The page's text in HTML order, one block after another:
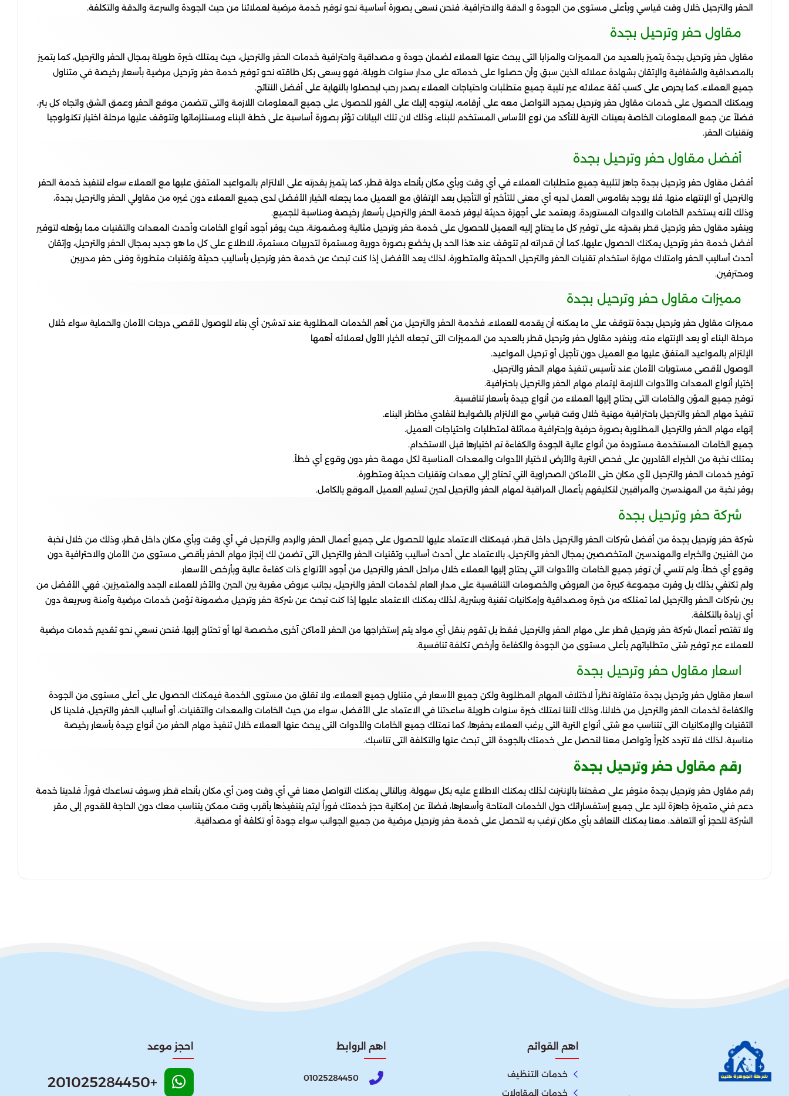
الحفر والترحيل خلال وقت قياسي وبأعلى مستوى من الجودة و الدقة والاحترافية، فنحن نسعى بصورة أساسية نحو توفير خدمة مرضية لعملائنا من حيث الجودة والسرعة والدقة والتكلفة.
مقاول حفر وترحيل بجدة
مقاول حفر وترحيل بجدة يتميز بالعديد من المميزات والمزايا التى يبحث عنها العملاء لضمان جودة و مصداقية واحترافية خدمات الحفر والترحيل، حيث يمتلك خبرة طويلة بمجال الحفر والترحيل، كما يتميز
بالمصداقية والشفافية والإتقان بشهادة عملائه الذين سبق وأن حصلوا على خدماته على مدار سنوات طويلة، فهو يسعى بكل طاقته نحو توفير خدمة حفر وترحيل مرضية بأسعار رخيصة في متناول
جميع العملاء، كما يحرص على كسب ثقة عملائه عبر تلبية جميع متطلبات واحتياجات العملاء بصدر رحب ليحصلوا بالنهاية على أفضل النتائج.
ويمكنك الحصول على خدمات مقاول حفر وترحيل بمجرد التواصل معه على أرقامه، ليتوجه إليك على الفور للحصول على جميع المعلومات اللازمة والتى تتضمن موقع الحفر وعمق الشق واتجاه كل بئر،
فضلاً عن جمع المعلومات الخاصة بعينات التربة للتأكد من نوع الأساس المستخدم للبناء، وذلك لان تلك البيانات تؤثر بصورة أساسية على خطة البناء ومستلزماتها وتتوقف عليها مرحلة اختيار تكنولوجيا
وتقنيات الحفر.
أفضل مقاول حفر وترحيل بجدة
أفضل مقاول حفر وترحيل بجدة جاهز لتلبية جميع متطلبات العملاء في أي وقت وبأي مكان بأنحاء دولة قطر، كما يتميز بقدرته على الالتزام بالمواعيد المتفق عليها مع العملاء سواء لتنفيذ خدمة الحفر
والترحيل أو الإنتهاء منها، فلا يوجد بقاموس العمل لديه أي معنى للتأخير أو التأجيل بعد الإتفاق مع العميل مما يجعله الخيار الأفضل لدى جميع العملاء دون غيره من مقاولي الحفر والترحيل بجدة،
وذلك لأنه يستخدم الخامات والادوات المستوردة، ويعتمد على أجهزة حديثة ليوفر خدمة الحفر والترحيل بأسعار رخيصة ومناسبة للجميع.
وينفرد مقاول حفر وترحيل قطر بقدرته على توفير كل ما يحتاج إليه العميل للحصول على خدمة حفر وترحيل مثالية ومضمونة، حيث يوفر أجود أنواع الخامات وأحدث المعدات والتقنيات مما يؤهله لتوفير
أفضل خدمة حفر وترحيل يمكنك الحصول عليها، كما أن قدراته لم تتوقف عند هذا الحد بل يخضع بصورة دورية ومستمرة لتدريبات مستمرة، للاطلاع على كل ما هو جديد بمجال الحفر والترحيل، وإتقان
أحدث أساليب الحفر وامتلاك مهارة استخدام تقنيات الحفر والترحيل الحديثة والمتطورة، لذلك يعد الأفضل إذا كنت تبحث عن خدمة حفر وترحيل بأساليب حديثة وتقنيات متطورة وفنى حفر مدربين
ومحترفين.
مميزات مقاول حفر وترحيل بجدة
مميزات مقاول حفر وترحيل بجدةتتوقف على ما يمكنه أن يقدمه للعملاء، فخدمة الحفر والترحيل من أهم الخدمات المطلوبة عند تدشين أي بناء للوصول لأقصى درجات الأمان والحماية سواء خلال
مرحلة البناء أو بعد الإنتهاء منه، وينفرد مقاول حفر وترحيل قطر بالعديد من المميزات التى تجعله الخيار الأول لعملائه أهمها
الإلتزام بالمواعيد المتفق عليها مع العميل دون تأجيل أو ترحيل المواعيد.
الوصول لأقصى مستويات الأمان عند تأسيس تنفيذ مهام الحفر والترحيل.
إختيار أنواع المعدات والأدوات اللازمة لإتمام مهام الحفر والترحيل باحترافية.
توفير جميع المؤن والخامات التى يحتاج إليها العملاء من أنواع جيدة بأسعار تنافسية.
تنفيذ مهام الحفر والترحيل باحترافية مهنية خلال وقت قياسي مع الالتزام بالضوابط لتفادي مخاطر البناء.
إنهاء مهام الحفر والترحيل المطلوبة بصورة حرفية وإحترافية مماثلة لمتطلبات واحتياجات العميل.
جميع الخامات المستخدمة مستوردة من أنواع عالية الجودة والكفاءة تم اختبارها قبل الاستخدام.
يمتلك نخبة من الخبراء القادرين على فحص التربة والأرض لاختيار الأدوات والمعدات المناسبة لكل مهمة حفر دون وقوع أي خطأ.
توفير خدمات الحفر والترحيل لأي مكان حتى الأماكن الصحراوية التي تحتاج إلي معدات وتقنيات حديثة ومتطورة.
يوفر نخبة من المهندسين والمراقبين لتكليفهم بأعمال المراقبة لمهام الحفر والترحيل لحين تسليم العميل الموقع بالكامل.
شركة حفر وترحيل بجدة
شركة حفر وترحيل بجدة من أفضل شركات الحفر والترحيل داخل قطر، فيمكنك الاعتماد عليها للحصول على جميع أعمال الحفر والردم والترحيل في أي وقت وبأي مكان داخل قطر، وذلك من خلال نخبة
من الفنيين والخبراء والمهندسين المتخصصين بمجال الحفر والترحيل، بالاعتماد على أحدث أساليب وتقنيات الحفر والترحيل التى تضمن لك إنجاز مهام الحفر بأقصى مستوى من الأمان والاحترافية دون
وقوع أي خطأ، ولم تنسي أن توفر جميع الخامات والأدوات التي يحتاج إليها العملاء خلال مراحل الحفر والترحيل من أجود الأنواع ذات كفاءة عالية وبأرخص الأسعار.
ولم تكتفي بذلك بل وفرت مجموعة كبيرة من العروض والخصومات التنافسية على مدار العام لخدمات الحفر والترحيل، بجانب عروض مغرية بين الحين والآخر للعملاء الجدد والمتميزين، فهي الأفضل من
بين شركات الحفر والترحيل لما تمتلكه من خبرة ومصداقية وإمكانيات تقنية وبشرية، لذلك يمكنك الاعتماد عليها إذا كنت تبحث عن شركة حفر وترحيل مضمونة تؤمن خدمات مرضية وآمنة وسريعة دون
أي زيادة بالتكلفة.
ولا تقتصر أعمال شركة حفر وترحيل قطر على مهام الحفر والترحيل فقط بل تقوم بنقل أي مواد يتم إستخراجها من الحفر لأماكن آخرى مخصصة لها أو تحتاج إليها، فنحن نسعي نحو تقديم خدمات مرضية
للعملاء عبر توفير شتى متطلباتهم بأعلى مستوى من الجودة والكفاءة وأرخص تكلفة تنافسية.
اسعار مقاول حفر وترحيل بجدة
اسعار مقاول حفر وترحيل بجدة متفاوتة نظراً لاختلاف المهام المطلوبة ولكن جميع الأسعار في متناول جميع العملاء، ولا تقلق من مستوى الخدمة فيمكنك الحصول على أعلى مستوى من الجودة
والكفاءة لخدمات الحفر والترحيل من خلالنا، وذلك لأننا نمتلك خبرة سنوات طويلة ساعدتنا في الاعتماد على الأفضل، سواء من حيث الخامات والمعدات والتقنيات، أو أساليب الحفر والترحيل، فلدينا كل
التقنيات والإمكانيات التى تتناسب مع شتى أنواع التربة التى يرغب العملاء بحفرها، كما نمتلك جميع الخامات والأدوات التى يبحث عنها العملاء خلال تنفيذ مهام الحفر من أنواع جيدة بأسعار رخيصة
مناسبة، لذلك فلا تتردد كثيراً وتواصل معنا لتحصل على خدمتك بالجودة التى تبحث عنها والتكلفة التى تناسبك.
رقم مقاول حفر وترحيل بجدة
رقم مقاول حفر وترحيل بجدة متوفر على صفحتنا بالإنترنت لذلك يمكنك الاطلاع عليه بكل سهولة، وبالتالى يمكنك التواصل معنا في أي وقت ومن أي مكان بأنحاء قطر وسوف نساعدك فوراً، فلدينا خدمة
دعم فني متميزة جاهزة للرد على جميع إستفساراتك حول الخدمات المتاحة وأسعارها، فضلاً عن إمكانية حجز خدمتك فوراُ ليتم يتنفيذها بأقرب وقت ممكن يتناسب معك دون الحاجة للقدوم إلى مقر
الشركة للحجز أو التعاقد، معنا يمكنك التعاقد بأي مكان ترغب به لتحصل على خدمة حفر وترحيل مرضية من جميع الجوانب سواء جودة أو تكلفة أو مصداقية.
اهم القوائم
خدمات التنظيف
خدمات المقاولات
اهم الروابط
01025284450
احجز موعد
+201025284450